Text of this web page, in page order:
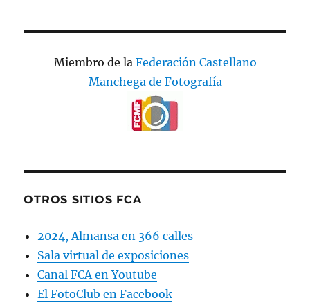
Miembro de la Federación Castellano
Manchega de Fotografía
OTROS SITIOS FCA
2024, Almansa en 366 calles
Sala virtual de exposiciones
Canal FCA en Youtube
El FotoClub en Facebook